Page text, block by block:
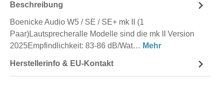
Beschreibung
Boenicke Audio W5 / SE / SE+ mk II (1
Paar)Lautsprecheralle Modelle sind die mk II Version
2025Empfindlichkeit: 83-86 dB/Wat… Mehr
Herstellerinfo & EU-Kontakt